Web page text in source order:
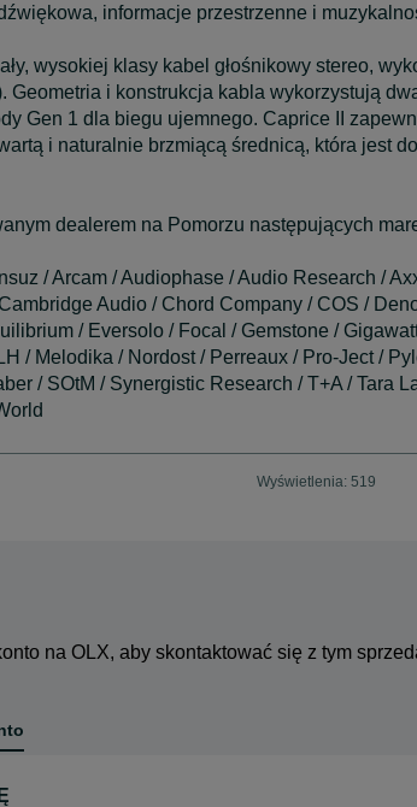
informacje przestrzenne i
wysokiej klasy kabel głośnikowy stereo,
Geometria i konstrukcja kabla wykorzystują
Gen 1 dla biegu ujemnego. Caprice II
i naturalnie brzmiącą średnicą, która jest
dealerem na Pomorzu następujących
/ Arcam / Audiophase / Audio Research /
Audio / Chord Company / COS /
/ Eversolo / Focal / Gemstone /
/ Melodika / Nordost / Perreaux / Pro-Ject /
/ SOtM / Synergistic Research / T+A / Tara
Wyświetlenia: 519
na OLX, aby skontaktować się z tym